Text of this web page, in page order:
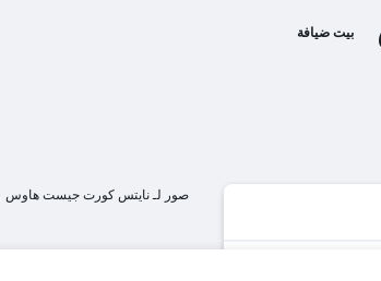
بيت ضيافة
صور لـ نايتس كورت جيست هاوس